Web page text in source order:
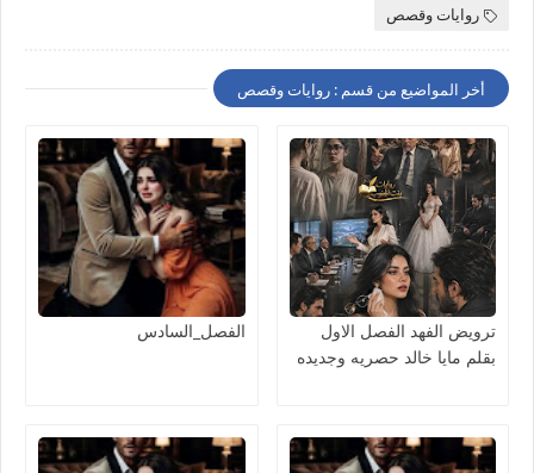
روايات وقصص
أخر المواضيع من قسم : روايات وقصص
ترويض الفهد الفصل الاول
بقلم مايا خالد حصريه وجديده
الفصل_السادس